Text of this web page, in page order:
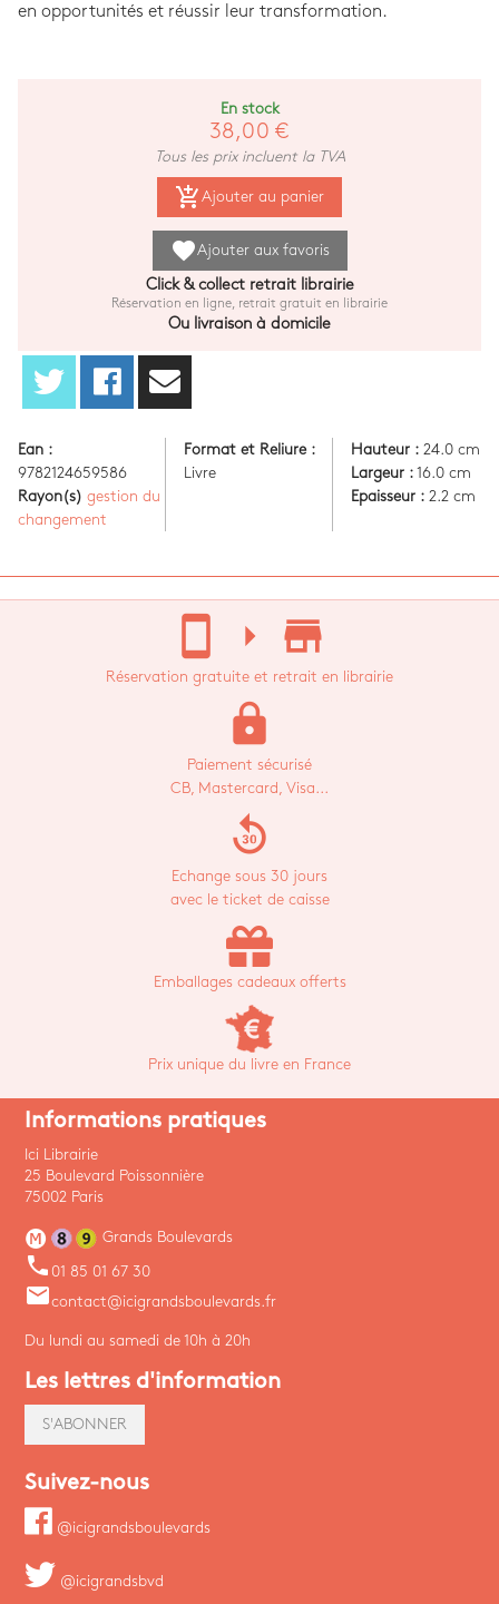
en opportunités et réussir leur transformation.
En stock
38,00 €
Tous les prix incluent la TVA
add_shopping_cart Ajouter au panier
favoriteAjouter aux favoris
Click & collect retrait librairie
Réservation en ligne, retrait gratuit en librairie
Ou livraison à domicile
Ean :
9782124659586
Rayon(s) gestion du
changement
Format et Reliure :
Livre
Hauteur :24.0 cm
Largeur :16.0 cm
Epaisseur :2.2 cm
stay_current_portrait arrow_right store_mall_directory
Réservation gratuite et retrait en librairie
lock
Paiement sécurisé
CB, Mastercard, Visa...
replay_30
Echange sous 30 jours
avec le ticket de caisse
Emballages cadeaux offerts
Prix unique du livre en France
Informations pratiques
Ici Librairie
25 Boulevard Poissonnière
75002 Paris
Grands Boulevards
phone 01 85 01 67 30
emailcontact@icigrandsboulevards.fr
Du lundi au samedi de 10h à 20h
Les lettres d'information
S'ABONNER
Suivez-nous
@icigrandsboulevards
@icigrandsbvd